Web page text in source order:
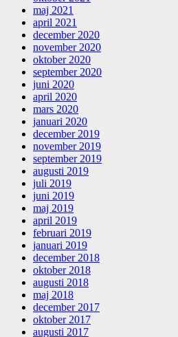
maj 2021
april 2021
december 2020
november 2020
oktober 2020
september 2020
juni 2020
april 2020
mars 2020
januari 2020
december 2019
november 2019
september 2019
augusti 2019
juli 2019
juni 2019
maj 2019
april 2019
februari 2019
januari 2019
december 2018
oktober 2018
augusti 2018
maj 2018
december 2017
oktober 2017
augusti 2017